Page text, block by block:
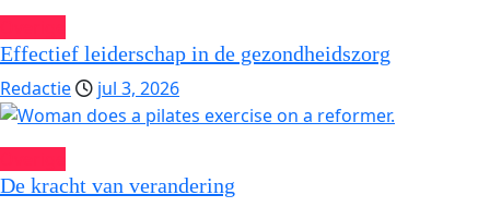
Effectief leiderschap in de gezondheidszorg
Redactie
jul 3, 2026
De kracht van verandering